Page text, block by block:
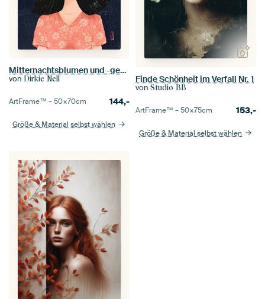
Mitternachtsblumen und -gedanken
von Dirkie Nell
ArtFrame™ –50×70cm 144,-
Größe & Material selbst wählen
Finde Schönheit im Verfall Nr. 1
von Studio BB
ArtFrame™ –50×75cm 153,-
Größe & Material selbst wählen